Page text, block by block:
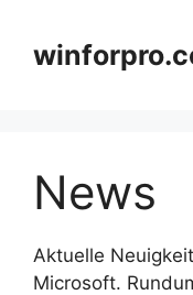
springen
News
Aktuelle
Microsoft.